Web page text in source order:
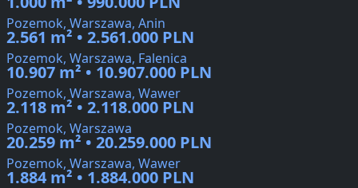
Pozemok, Warszawa, Anin
2.561 m² • 2.561.000 PLN
Pozemok, Warszawa, Falenica
10.907 m² • 10.907.000 PLN
Pozemok, Warszawa, Wawer
2.118 m² • 2.118.000 PLN
Pozemok, Warszawa
20.259 m² • 20.259.000 PLN
Pozemok, Warszawa, Wawer
1.884 m² • 1.884.000 PLN